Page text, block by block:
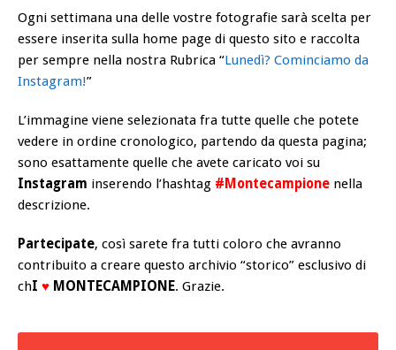
Ogni settimana una delle vostre fotografie sarà scelta per
essere inserita sulla home page di questo sito e raccolta
per sempre nella nostra Rubrica “Lunedì? Cominciamo da
Instagram!”
L’immagine viene selezionata fra tutte quelle che potete
vedere in ordine cronologico, partendo da questa pagina;
sono esattamente quelle che avete caricato voi su
Instagram inserendo l’hashtag #Montecampione nella
descrizione.
Partecipate, così sarete fra tutti coloro che avranno
contribuito a creare questo archivio “storico” esclusivo di
chI ♥ MONTECAMPIONE. Grazie.